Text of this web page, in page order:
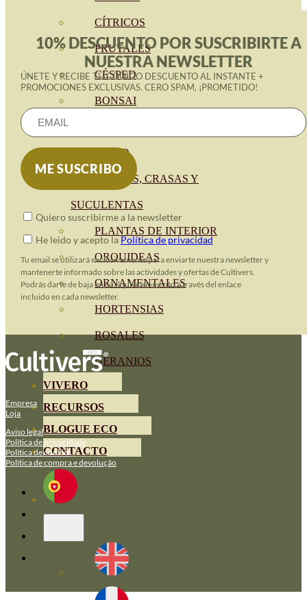
CÍTRICOS
FRUTALES
CÉSPED
BONSAI
OLIVO
CACTUS, CRASAS Y
SUCULENTAS
PLANTAS DE INTERIOR
ORQUIDEAS
ORNAMENTALES
HORTENSIAS
ROSALES
GERANIOS
VIVERO
RECURSOS
BLOGUE ECO
CONTACTO
10% DESCUENTO POR SUSCRIBIRTE A
NUESTRA NEWSLETTER
ÚNETE Y RECIBE TU CÓDIGO DESCUENTO AL INSTANTE +
PROMOCIONES EXCLUSIVAS. CERO SPAM, ¡PROMETIDO!
Quiero suscribirme a la newsletter
He leido y acepto laPolítica de privacidad
Tu email se utilizará exclusivamente para enviarte nuestra newsletter y
mantenerte informado sobre las actividades y ofertas de Cultivers.
Podrás darte de baja en cualquier momento a través del enlace
incluido en cada newsletter.
Empresa
Loja
Aviso legal
Política de privacidade
Política de cookies
Política de compra e devolução